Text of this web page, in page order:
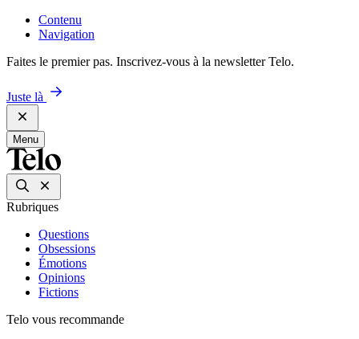
Contenu
Navigation
Faites le premier pas. Inscrivez-vous à la newsletter Telo.
Juste là
Menu
Rubriques
Questions
Obsessions
Émotions
Opinions
Fictions
Telo vous recommande